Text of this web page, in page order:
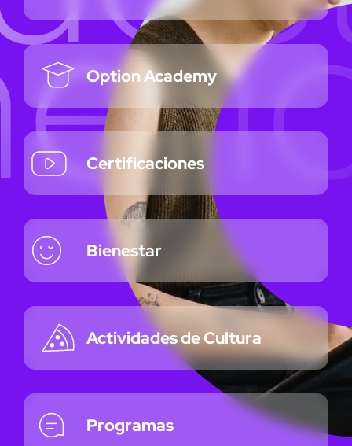
Option Academy
Certificaciones
Bienestar
Actividades de Cultura
Programas